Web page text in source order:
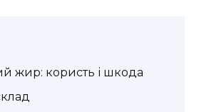
жир: користь і шкода